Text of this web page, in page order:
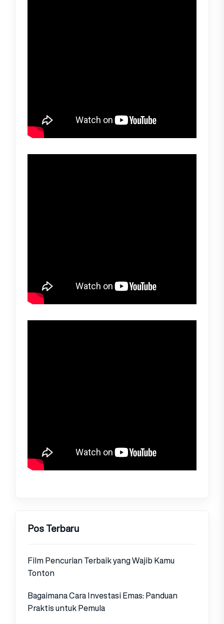
Pos Terbaru
Film Pencurian Terbaik yang Wajib Kamu
Tonton
Bagaimana Cara Investasi Emas: Panduan
Praktis untuk Pemula